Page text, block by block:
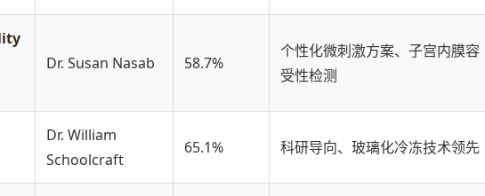
Dr. Susan Nasab 58.7%
个性化微刺激方案、子宫内膜容
受性检测
Dr. William
Schoolcraft
65.1% 科研导向、玻璃化冷冻技术领先